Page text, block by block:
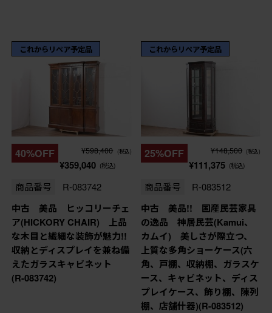
これからリペア予定品
40%OFF ¥598,400 (税込)
¥359,040 (税込)
商品番号 R-083742
中古 美品 ヒッコリーチェ
ア(HICKORY CHAIR) 上品
な木目と繊細な装飾が魅力!!
収納とディスプレイを兼ね備
えたガラスキャビネット
(R-083742)
これからリペア予定品
25%OFF ¥148,500 (税込)
¥111,375 (税込)
商品番号 R-083512
中古 美品!! 国産民芸家具
の逸品 神居民芸(Kamui、
カムイ) 美しさが際立つ、
上質な多角ショーケース(六
角、戸棚、収納棚、ガラスケ
ース、キャビネット、ディス
プレイケース、飾り棚、陳列
棚、店舗什器)(R-083512)